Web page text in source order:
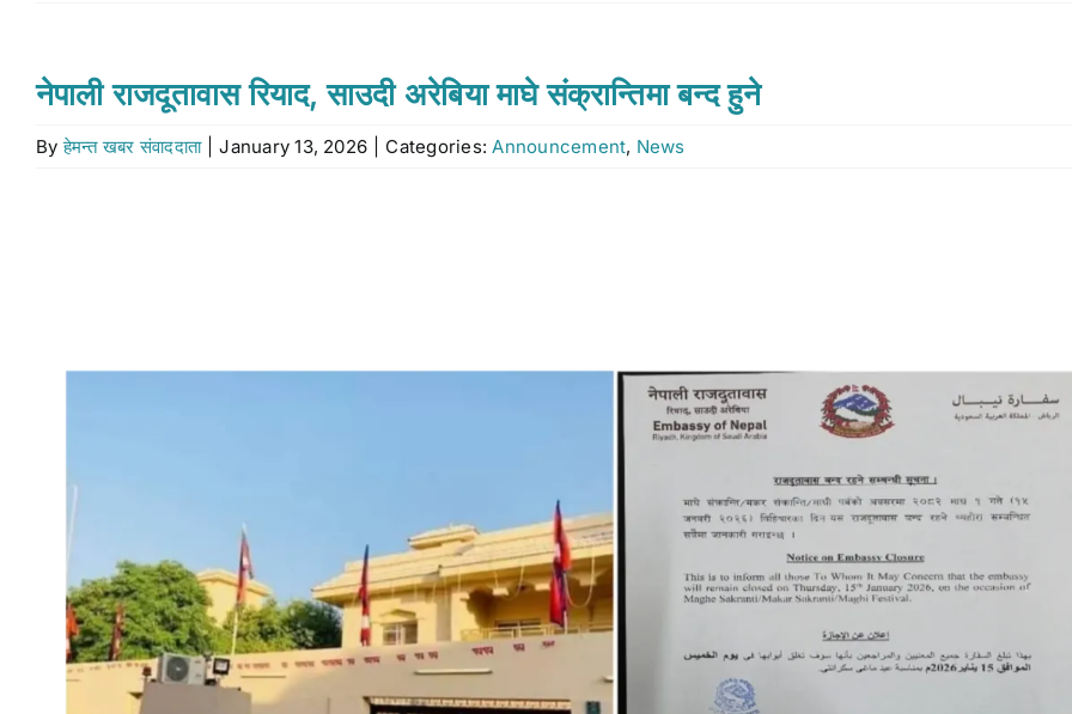
नेपाली राजदूतावास रियाद, साउदी अरेबिया माघे संक्रान्तिमा बन्द हुने
Byहेमन्त खबर संवाददाता January 13, 2026 Categories:Announcement, News